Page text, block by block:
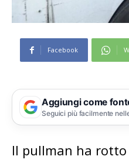
Facebook
Aggiungi come
Seguici più facilmente
Il pullman ha